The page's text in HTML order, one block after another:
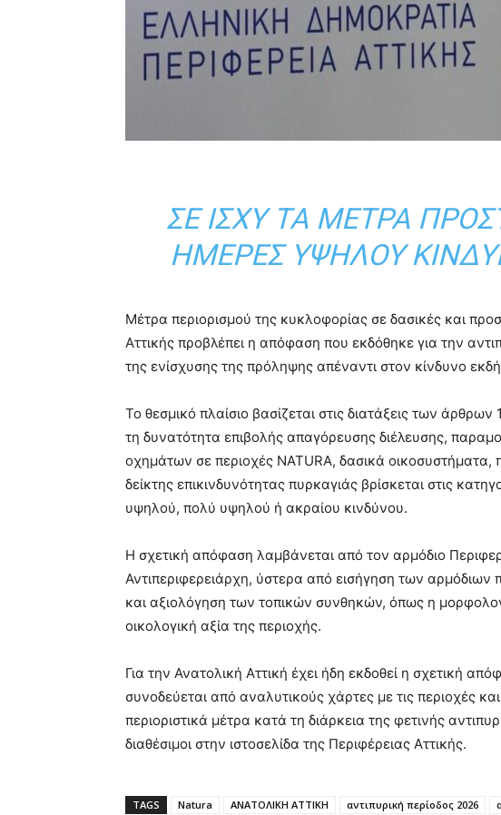
ΣΕ ΙΣΧΎ ΤΑ ΜΈΤΡΑ
ΗΜΈΡΕΣ ΥΨΗΛΟΎ
Μέτρα περιορισμού της κυκλοφορίας σε δασικές και
Αττικής προβλέπει η απόφαση που εκδόθηκε για την
της ενίσχυσης της πρόληψης απέναντι στον κίνδυνο
Το θεσμικό πλαίσιο βασίζεται στις διατάξεις των
τη δυνατότητα επιβολής απαγόρευσης διέλευσης,
οχημάτων σε περιοχές NATURA, δασικά
δείκτης επικινδυνότητας πυρκαγιάς βρίσκεται στις
υψηλού, πολύ υψηλού ή ακραίου κινδύνου.
Η σχετική απόφαση λαμβάνεται από τον αρμόδιο
Αντιπεριφερειάρχη, ύστερα από εισήγηση των
και αξιολόγηση των τοπικών συνθηκών, όπως η
οικολογική αξία της περιοχής.
Για την Ανατολική Αττική έχει ήδη εκδοθεί η σχετική
συνοδεύεται από αναλυτικούς χάρτες με τις περιοχές
περιοριστικά μέτρα κατά τη διάρκεια της φετινής
διαθέσιμοι στην ιστοσελίδα της Περιφέρειας Αττικής.
TAGS Natura ΑΝΑΤΟΛΙΚΗ ΑΤΤΙΚΗ αντιπυρική περίοδος 2026